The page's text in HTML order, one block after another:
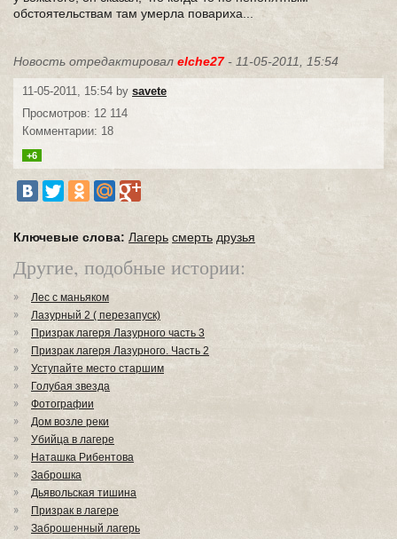
обстоятельствам там умерла повариха...
Новость отредактировал elche27- 11-05-2011, 15:54
11-05-2011, 15:54 by savete
Просмотров: 12 114
Комментарии: 18
+6
Ключевые слова: Лагерь смерть друзья
Другие, подобные истории:
Лес с маньяком
Лазурный 2 ( перезапуск)
Призрак лагеря Лазурного часть 3
Призрак лагеря Лазурного. Часть 2
Уступайте место старшим
Голубая звезда
Фотографии
Дом возле реки
Убийца в лагере
Наташка Рибентова
Заброшка
Дьявольская тишина
Призрак в лагере
Заброшенный лагерь